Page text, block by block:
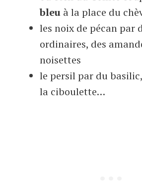
bleu à la place du
les noix de pécan par
ordinaires, des
noisettes
le persil par du
la ciboulette…